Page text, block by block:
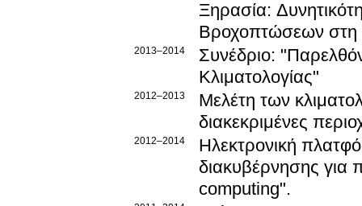
Ξηρασία:
Βροχοπτώσεων στη
2013–2014
Συνέδριο:
Κλιματολογίας"
2012–2013
Μελέτη των
διακεκριμένες
2012–2014
Ηλεκτρονική
διακυβέρνησης για
computing".